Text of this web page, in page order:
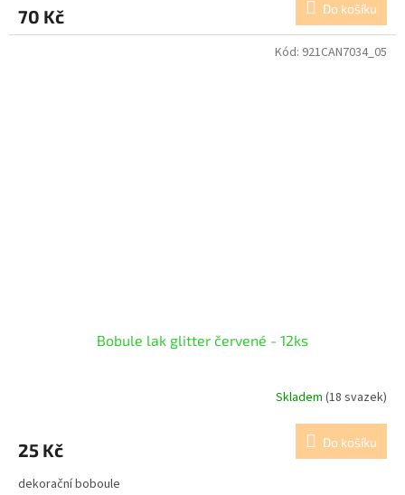
70 Kč Do košíku
Bobule lak glitter červené - 12ks
Skladem (18 svazek)
25 Kč Do košíku
dekorační boboule
Kód: 921CAN7034_05